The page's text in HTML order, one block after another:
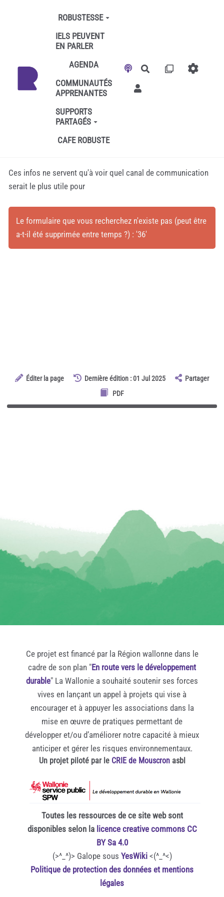
Aller au contenu principal
ROBUSTESSE
IELS PEUVENT
EN PARLER
AGENDA
COMMUNAUTÉS
APPRENANTES
SUPPORTS
PARTAGÉS
CAFE ROBUSTE
Rechercher
Ces infos ne servent qu'à voir quel canal de communication
serait le plus utile pour
Le formulaire que vous recherchez n'existe pas (peut être
a-t-il été supprimée entre temps ?) : '36'
Éditer la page Dernière édition : 01 Jul 2025
Partager
PDF
Ce projet est financé par la Région wallonne dans le
cadre de son plan "En route vers le développement
durable" La Wallonie a souhaité soutenir ses forces
vives en lançant un appel à projets qui vise à
encourager et à appuyer les associations dans la
mise en œuvre de pratiques permettant de
développer et/ou d’améliorer notre capacité à mieux
anticiper et gérer les risques environnementaux.
Un projet piloté par le CRIE de Mouscronasbl
Toutes les ressources de ce site web sont
disponibles selon la licence creative commons CC
BY Sa 4.0
(>^_^)> Galope sous YesWiki<(^_^<)
Politique de protection des données et mentions
légales